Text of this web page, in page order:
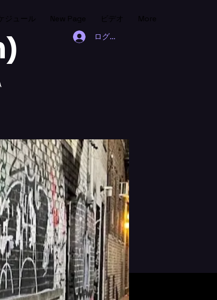
ジュール New Page ビデオ
More
ログイン